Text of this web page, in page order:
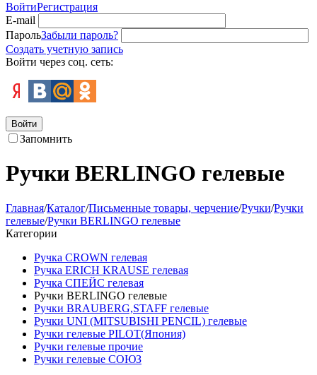
ВойтиРегистрация
E-mail
ПарольЗабыли пароль?
Создать учетную запись
Войти через соц. сеть:
Войти
Запомнить
Ручки BERLINGO гелевые
Главная/Каталог/Письменные товары, черчение/Ручки/Ручки
гелевые/Ручки BERLINGO гелевые
Категории
Ручка CROWN гелевая
Ручка ERICH KRAUSE гелевая
Ручка СПЕЙС гелевая
Ручки BERLINGO гелевые
Ручки BRAUBERG,STAFF гелевые
Ручки UNI (MITSUBISHI PENCIL) гелевые
Ручки гелевые PILOT(Япония)
Ручки гелевые прочие
Ручки гелевые СОЮЗ